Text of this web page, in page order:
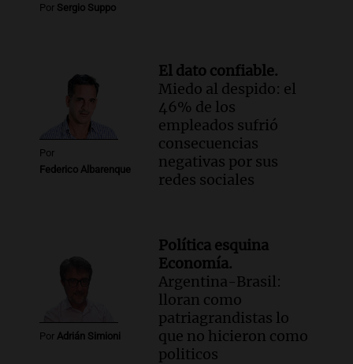
Por Sergio Suppo
Por
Federico Albarenque
El dato confiable.
Miedo al despido: el
46% de los
empleados sufrió
consecuencias
negativas por sus
redes sociales
Por Adrián Simioni
Política esquina
Economía.
Argentina-Brasil:
lloran como
patriagrandistas lo
que no hicieron como
politicos